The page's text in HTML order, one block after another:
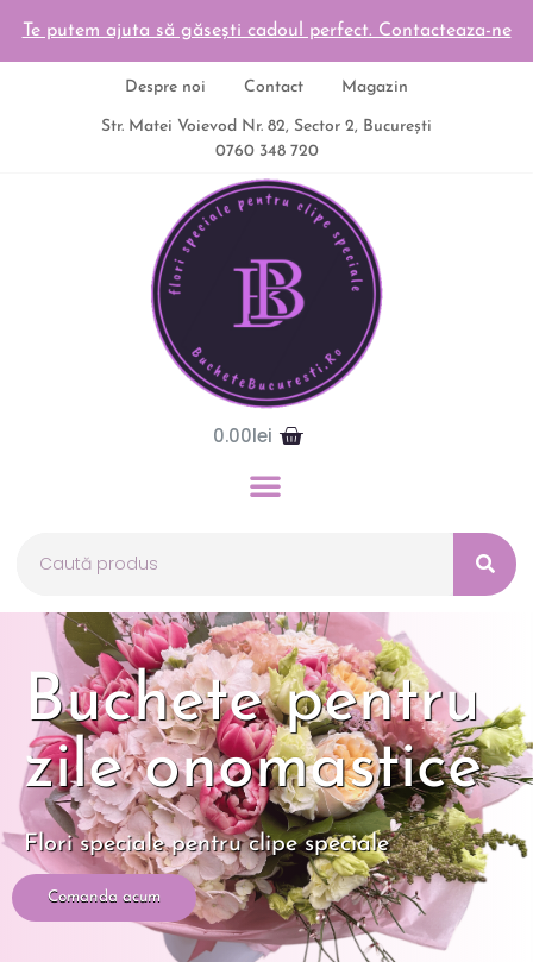
Te putem ajuta să găsești cadoul perfect. Contacteaza-ne
Despre noi Contact Magazin
Str. Matei Voievod Nr. 82, Sector 2, București
0760 348 720
0.00lei
Buchete pentru
zile onomastice
Flori speciale pentru clipe speciale
Comanda acum